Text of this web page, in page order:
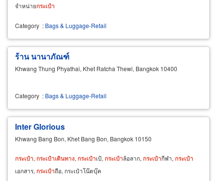
จำหน่ายกระเป๋า
Category : Bags & Luggage-Retail
ร้าน นานาภัณฑ์
Khwang Thung Phyathai, Khet Ratcha Thewi, Bangkok 10400
Category : Bags & Luggage-Retail
Inter Glorious
Khwang Bang Bon, Khet Bang Bon, Bangkok 10150
กระเป๋า, กระเป๋าเดินทาง, กระเป๋าเป้, กระเป๋าล้อลาก, กระเป๋ากีฬา, กระเป๋า
เอกสาร, กระเป๋าถือ, กระเป๋าโน๊ตบุ๊ค